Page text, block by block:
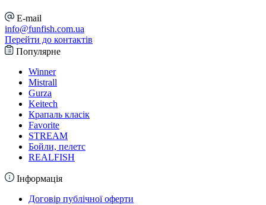
E-mail
info@funfish.com.ua
Перейти до контактів
Популярне
Winner
Mistrall
Gurza
Keitech
Крапаль класік
Favorite
STREAM
Бойли, пелетс
REALFISH
Інформація
Договір публічної оферти